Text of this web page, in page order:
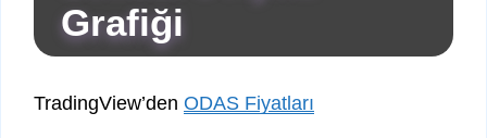
Grafiği
TradingView’den ODAS Fiyatları